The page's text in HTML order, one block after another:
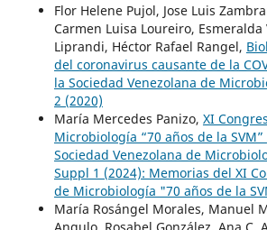
Flor Helene Pujol, Jose Luis
Carmen Luisa Loureiro,
Liprandi, Héctor Rafael Rangel,
del coronavirus causante de la
la Sociedad Venezolana de
2 (2020)
María Mercedes Panizo, XI
Microbiología “70 años de la SVM”
Sociedad Venezolana de
Suppl 1 (2024): Memorias del XI
de Microbiología "70 años de la
María Rosángel Morales, Manuel